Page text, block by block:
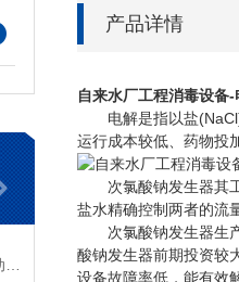
产品详情
自来水厂工程消毒设备
电解是指以盐(NaCl)
运行成本较低、药物投
次氯酸钠发生器其工
盐水精确控制两者的流
次氯酸钠发生器生产
酸钠发生器前期投资较
设备故障率低，能有效